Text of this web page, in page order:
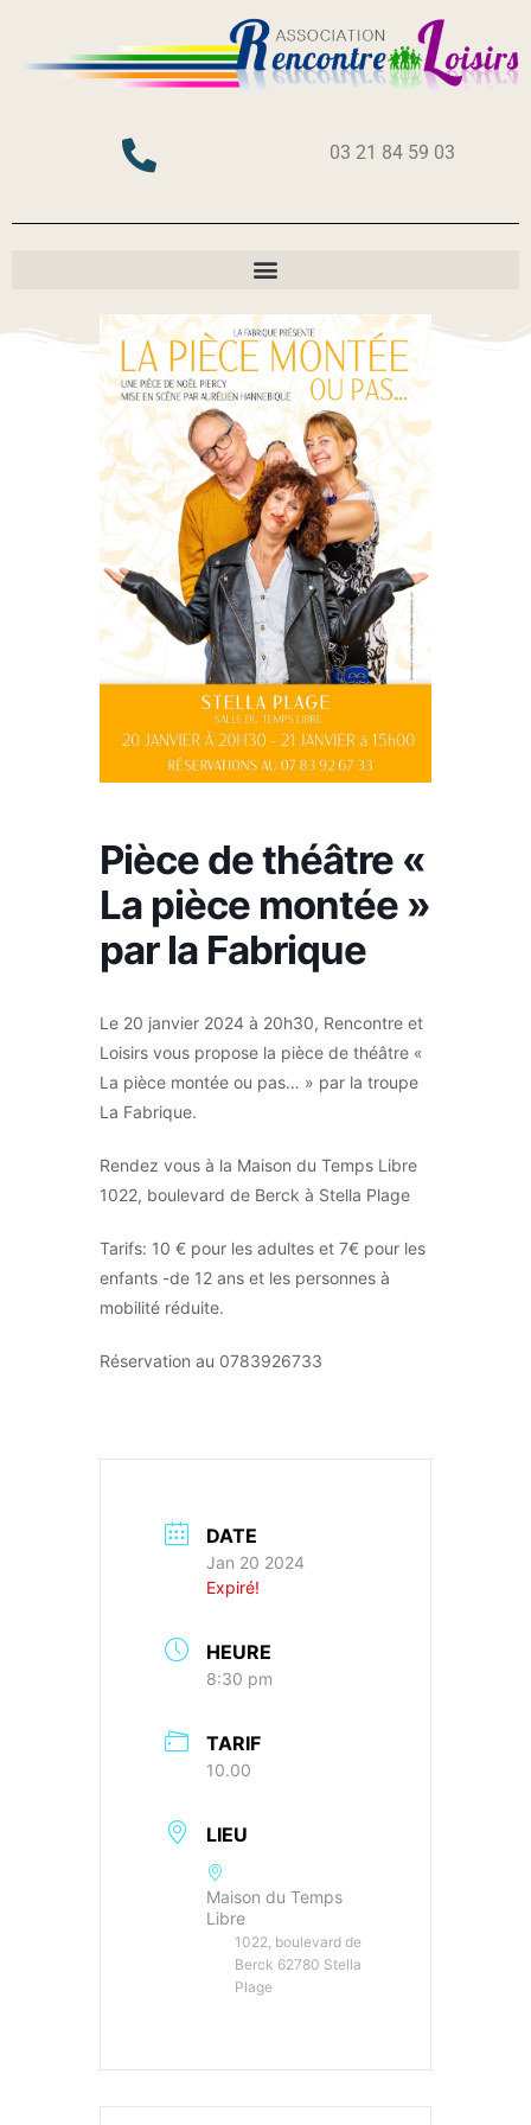
03 21 84 59 03
Pièce de théâtre «
La pièce montée »
par la Fabrique
Le 20 janvier 2024 à 20h30, Rencontre et
Loisirs vous propose la pièce de théâtre «
La pièce montée ou pas… » par la troupe
La Fabrique.
Rendez vous à la Maison du Temps Libre
1022, boulevard de Berck à Stella Plage
Tarifs: 10 € pour les adultes et 7€ pour les
enfants -de 12 ans et les personnes à
mobilité réduite.
Réservation au 0783926733
DATE
Jan 20 2024
Expiré!
HEURE
8:30 pm
TARIF
10.00
LIEU
Maison du Temps
Libre
1022, boulevard de
Berck 62780 Stella
Plage